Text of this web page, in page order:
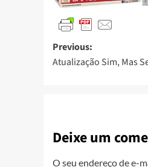
Previous:
Atualização Sim, Mas
Deixe um
O seu endereço de e-